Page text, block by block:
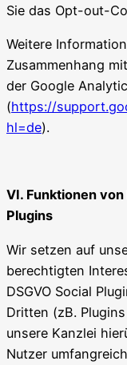
Sie das Opt-out-
Weitere
Zusammenhang
der Google
(https://
hl=de).
VI. Funktionen
Plugins
Wir setzen auf
berechtigten
DSGVO Social
Dritten (zB.
unsere Kanzlei
Nutzer